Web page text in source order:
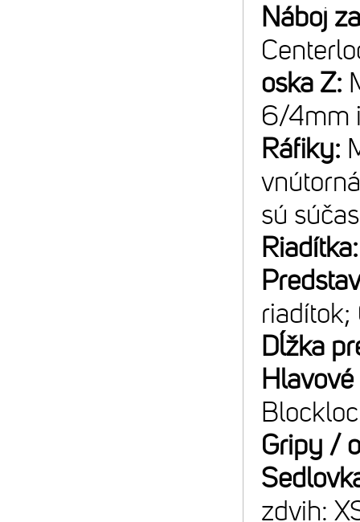
Náboj
oska Z:
6/4mm
Ráfiky:
sú
riadítok;
Dĺžka
Gripy /
zdvih: